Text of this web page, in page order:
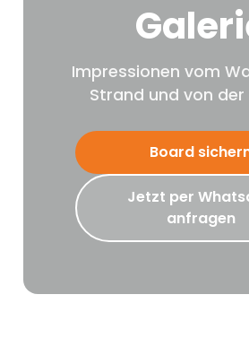
Impressionen vom
Strand und von
Board
Jetzt per
anfragen